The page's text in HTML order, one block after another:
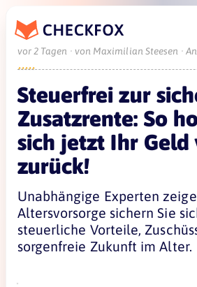
vor 2 Tagen · von Maximilian Steesen ·
Steuerfrei zur
Zusatzrente: So
sich jetzt Ihr Geld
zurück!
Unabhängige Experten
Altersvorsorge sichern Sie
steuerliche Vorteile,
sorgenfreie Zukunft im Alter.